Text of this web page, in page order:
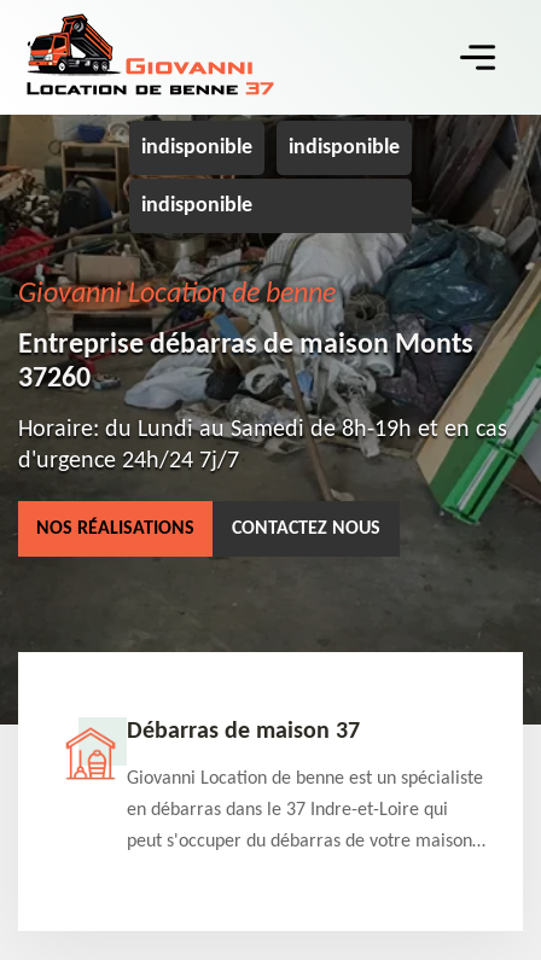
indisponible indisponible
indisponible
Giovanni Location de benne
Entreprise débarras de maison Monts
37260
Horaire: du Lundi au Samedi de 8h-19h et en cas
d'urgence 24h/24 7j/7
NOS RÉALISATIONS CONTACTEZ NOUS
Débarras de maison 37
Giovanni Location de benne est un spécialiste
en débarras dans le 37 Indre-et-Loire qui
peut s'occuper du débarras de votre maison